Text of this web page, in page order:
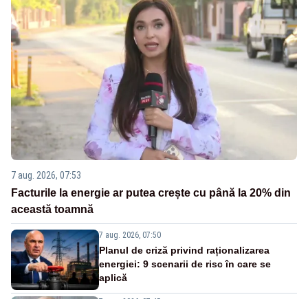
7 aug. 2026, 07:53
Facturile la energie ar putea crește cu până la 20% din
această toamnă
7 aug. 2026, 07:50
Planul de criză privind raționalizarea
energiei: 9 scenarii de risc în care se
aplică